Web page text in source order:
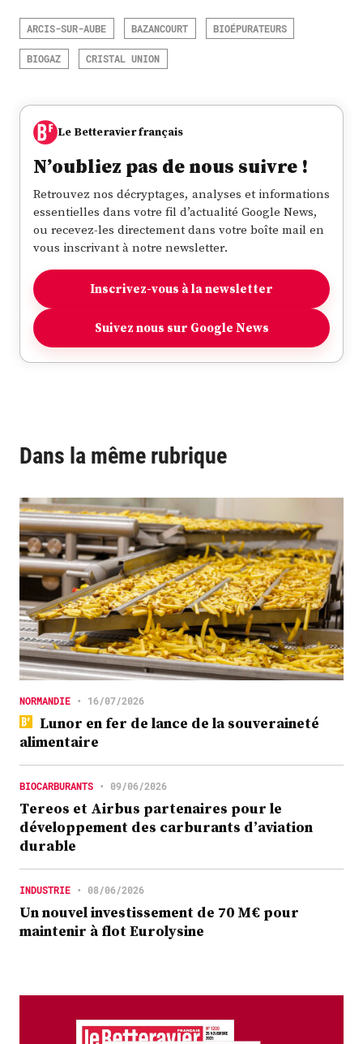
ARCIS-SUR-AUBE BAZANCOURT BIOÉPURATEURS
BIOGAZ CRISTAL UNION
Le Betteravier français
N’oubliez pas de nous suivre !
Retrouvez nos décryptages, analyses et informations
essentielles dans votre fil d’actualité Google News,
ou recevez-les directement dans votre boîte mail en
vous inscrivant à notre newsletter.
Inscrivez-vous à la newsletter
Suivez nous sur Google News
Dans la même rubrique
NORMANDIE • 16/07/2026
Lunor en fer de lance de la souveraineté
alimentaire
BIOCARBURANTS • 09/06/2026
Tereos et Airbus partenaires pour le
développement des carburants d’aviation
durable
INDUSTRIE • 08/06/2026
Un nouvel investissement de 70 M€ pour
maintenir à flot Eurolysine